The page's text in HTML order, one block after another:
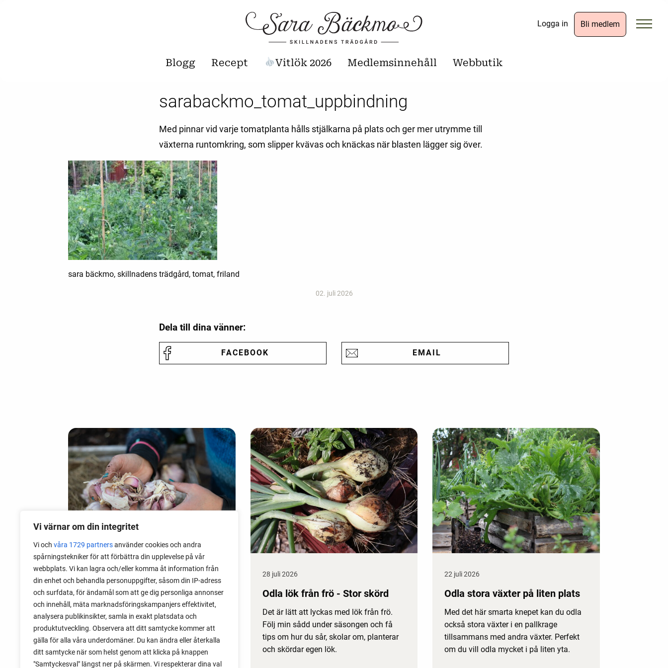
Vi värnar om din integritet
Vi och våra 1729 partnersanvänder cookies och andra
spårningstekniker för att förbättra din upplevelse på vår
webbplats. Vi kan lagra och/eller komma åt information från
din enhet och behandla personuppgifter, såsom din IP-adress
och surfdata, för ändamål som att ge dig personliga annonser
och innehåll, mäta marknadsföringskampanjers effektivitet,
analysera publikinsikter, samla in exakt platsdata och
produktutveckling. Observera att ditt samtycke kommer att
gälla för alla våra underdomäner. Du kan ändra eller återkalla
ditt samtycke när som helst genom att klicka på knappen
"Samtyckesval" längst ner på skärmen. Vi respekterar dina val
Logga in Bli medlem
Blogg Recept Vitlök 2026 Medlemsinnehåll Webbutik
sarabackmo_tomat_uppbindning
Med pinnar vid varje tomatplanta hålls stjälkarna på plats och ger mer utrymme till
växterna runtomkring, som slipper kvävas och knäckas när blasten lägger sig över.
sara bäckmo, skillnadens trädgård, tomat, friland
02. juli 2026
Dela till dina vänner:
FACEBOOK EMAIL
06 augusti 2026
Sätta vitlök på våren i Sverige
Om du har tur med vädret kan det gå fint
att sätta vitlök också på våren. Men
tillförlitligast är att sätta vitlök på hösten
och vintern.
28 juli 2026
Odla lök från frö - Stor skörd
Det är lätt att lyckas med lök från frö.
Följ min sådd under säsongen och få
tips om hur du sår, skolar om, planterar
och skördar egen lök.
22 juli 2026
Odla stora växter på liten plats
Med det här smarta knepet kan du odla
också stora växter i en pallkrage
tillsammans med andra växter. Perfekt
om du vill odla mycket i på liten yta.